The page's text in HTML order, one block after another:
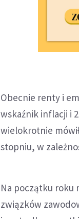
Obecnie renty i
wskaźnik inflacji i
wielokrotnie
stopniu, w
Na początku roku
związków